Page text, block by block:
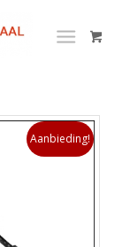
Aanbieding!